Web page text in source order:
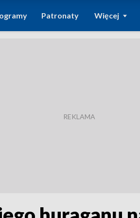
Patronaty Więcej